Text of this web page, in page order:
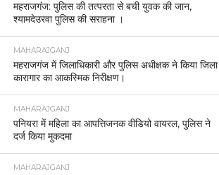
महराजगंज: पुलिस की तत्परता से बची युवक की जान,
श्यामदेउरवा पुलिस की सराहना ।
MAHARAJGANJ
महराजगंज में जिलाधिकारी और पुलिस अधीक्षक ने किया जिला
कारागार का आकस्मिक निरीक्षण।
MAHARAJGANJ
पनियरा में महिला का आपत्तिजनक वीडियो वायरल, पुलिस ने
दर्ज किया मुकदमा
MAHARAJGANJ